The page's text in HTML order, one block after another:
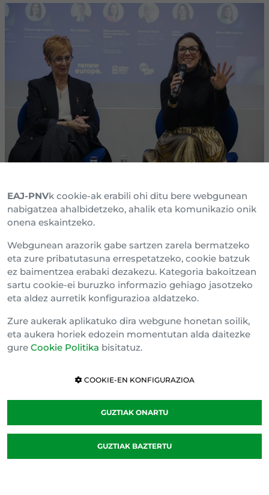
EAJ-PNVk cookie-ak erabili ohi ditu bere webgunean
nabigatzea ahalbidetzeko, ahalik eta komunikazio onik
onena eskaintzeko.
Webgunean arazorik gabe sartzen zarela bermatzeko
eta zure pribatutasuna errespetatzeko, cookie batzuk
ez baimentzea erabaki dezakezu. Kategoria bakoitzean
sartu cookie-ei buruzko informazio gehiago jasotzeko
eta aldez aurretik konfigurazioa aldatzeko.
Zure aukerak aplikatuko dira webgune honetan soilik,
eta aukera horiek edozein momentutan alda daitezke
gure Cookie Politika bisitatuz.
COOKIE-EN KONFIGURAZIOA
GUZTIAK ONARTU
GUZTIAK BAZTERTU